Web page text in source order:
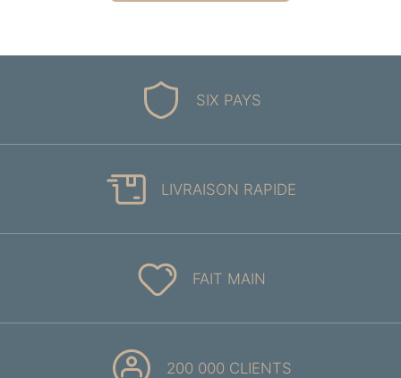
SIX PAYS
LIVRAISON RAPIDE
FAIT MAIN
200 000 CLIENTS